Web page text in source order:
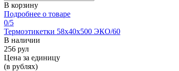
В корзину
Подробнее о товаре
0/5
Термоэтикетки 58х40х500 ЭКО/60
В наличии
256 рул
Цена за единицу
(в рублях)